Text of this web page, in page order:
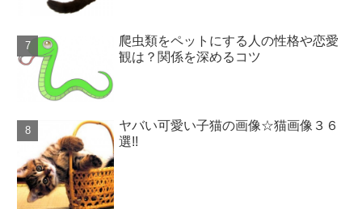
爬虫類をペットにする人の性格や恋愛
観は？関係を深めるコツ
ヤバい可愛い子猫の画像☆猫画像３６
選!!